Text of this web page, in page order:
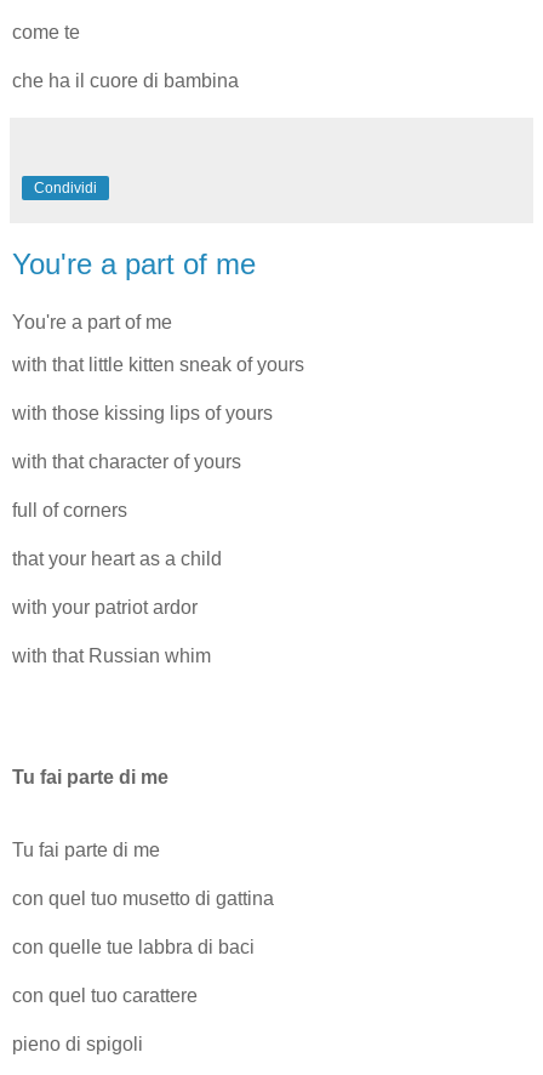
come te
che ha il cuore di bambina
Condividi
You're a part of me
You're a part of me
with that little kitten sneak of yours
with those kissing lips of yours
with that character of yours
full of corners
that your heart as a child
with your patriot ardor
with that Russian whim
Tu fai parte di me
Tu fai parte di me
con quel tuo musetto di gattina
con quelle tue labbra di baci
con quel tuo carattere
pieno di spigoli